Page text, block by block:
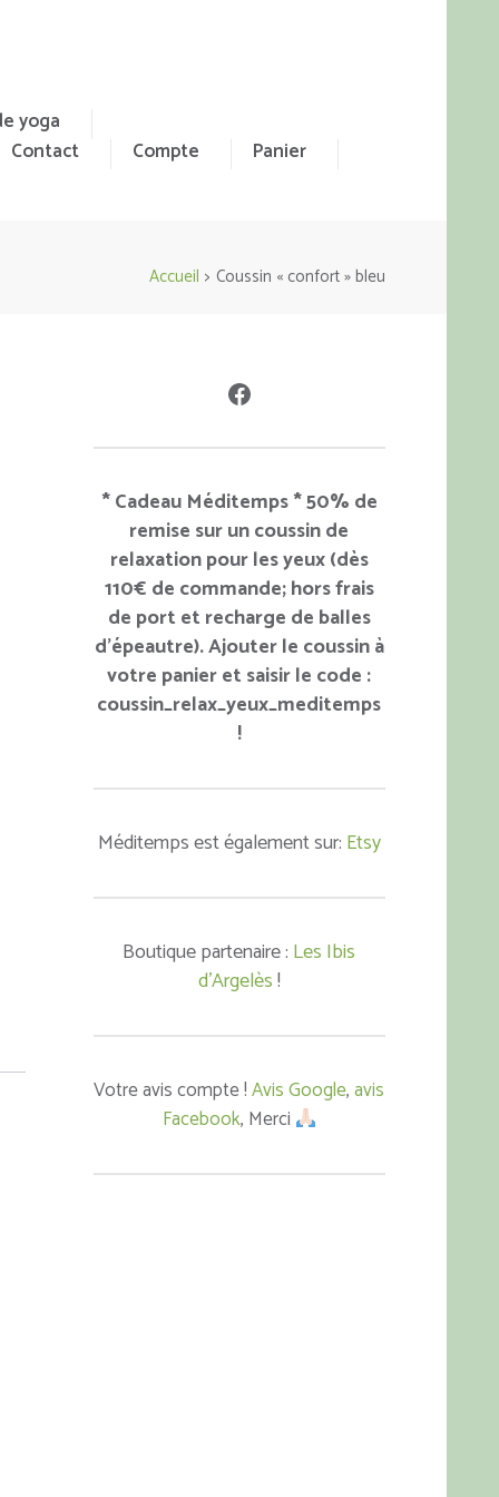
yoga
Contact
Compte Panier
Accueil > Coussin « confort » bleu
Facebook
* Cadeau Méditemps * 50% de
remise sur un coussin de
relaxation pour les yeux (dès
110€ de commande; hors frais
de port et recharge de balles
d'épeautre). Ajouter le coussin à
votre panier et saisir le code :
coussin_relax_yeux_meditemps
!
Méditemps est également sur: Etsy
Boutique partenaire : Les Ibis
d'Argelès!
Votre avis compte !Avis Google,avis
Facebook, Merci